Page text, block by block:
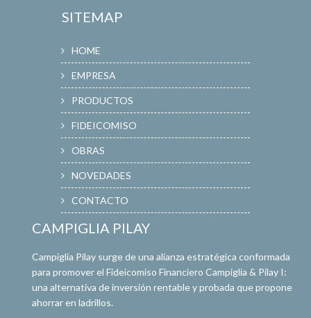
SITEMAP
HOME
EMPRESA
PRODUCTOS
FIDEICOMISO
OBRAS
NOVEDADES
CONTACTO
CAMPIGLIA PILAY
Campiglia Pilay surge de una alianza estratégica conformada
para promover el Fideicomiso Financiero Campiglia & Pilay I:
una alternativa de inversión rentable y probada que propone
ahorrar en ladrillos.